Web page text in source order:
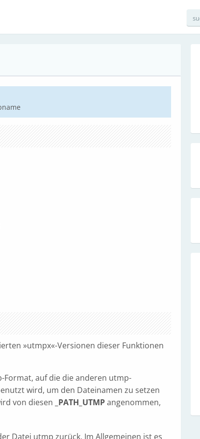
»utmpx«-Versionen dieser Funktionen
auf die die anderen utmp-
wird, um den Dateinamen zu setzen
von diesen _PATH_UTMPangenommen,
Datei utmp zurück. Im Allgemeinen ist es